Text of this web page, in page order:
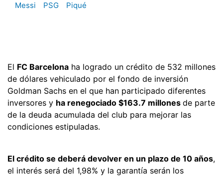
Messi
PSG Piqué
El FC Barcelona ha logrado un crédito de 532 millones
de dólares vehiculado por el fondo de inversión
Goldman Sachs en el que han participado diferentes
inversores y ha renegociado $163.7 millones de parte
de la deuda acumulada del club para mejorar las
condiciones estipuladas.
El crédito se deberá devolver en un plazo de 10 años,
el interés será del 1,98% y la garantía serán los